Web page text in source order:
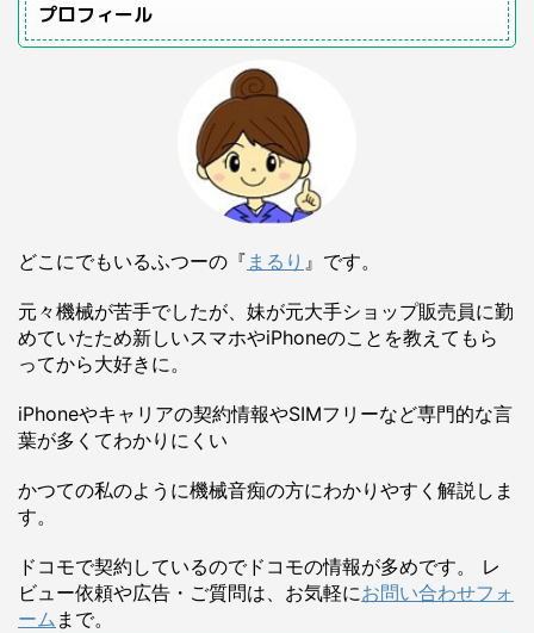
プロフィール
どこにでもいるふつーの『 まるり 』です。
元々機械が苦手でしたが、妹が元大手ショップ販売員に勤
めていたため新しいスマホやiPhoneのことを教えてもら
ってから大好きに。
iPhoneやキャリアの契約情報やSIMフリーなど専門的な言
葉が多くてわかりにくい
かつての私のように機械音痴の方にわかりやすく解説しま
す。
ドコモで契約しているのでドコモの情報が多めです。 レ
ビュー依頼や広告・ご質問は、お気軽にお問い合わせフォ
ーム まで。